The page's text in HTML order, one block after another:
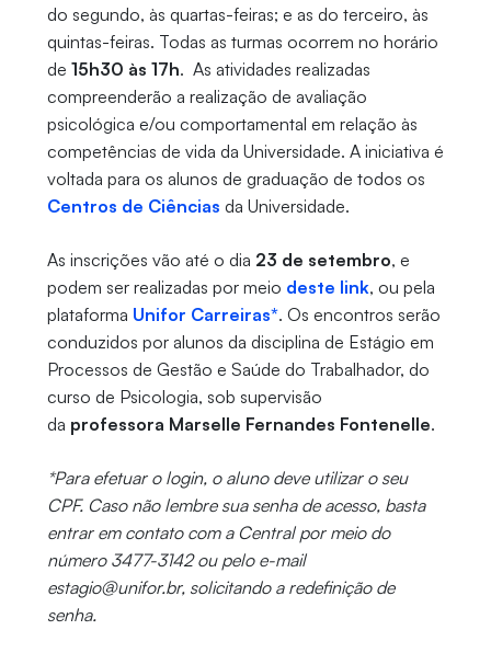
do segundo, às quartas-feiras; e as do terceiro, às
quintas-feiras. Todas as turmas ocorrem no horário
de 15h30 às 17h. As atividades realizadas
compreenderão a realização de avaliação
psicológica e/ou comportamental em relação às
competências de vida da Universidade. A iniciativa é
voltada para os alunos de graduação de todos os
Centros de Ciências da Universidade.
As inscrições vão até o dia 23 de setembro, e
podem ser realizadas por meio deste link, ou pela
plataforma Unifor Carreiras*. Os encontros serão
conduzidos por alunos da disciplina de Estágio em
Processos de Gestão e Saúde do Trabalhador, do
curso de Psicologia, sob supervisão
da professora Marselle Fernandes Fontenelle.
*Para efetuar o login, o aluno deve utilizar o seu
CPF. Caso não lembre sua senha de acesso, basta
entrar em contato com a Central por meio do
número 3477-3142 ou pelo e-mail
estagio@unifor.br, solicitando a redefinição de
senha.